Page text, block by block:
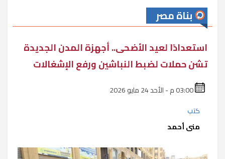
بناة مصر
استعدادًا لعيد الأضحى.. أجهزة المدن الجديدة
تشن حملات لضبط النباشين ورفع الإشغالات
كتب
منى أحمد